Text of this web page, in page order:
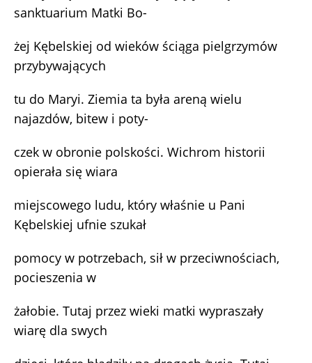
sanktuarium Matki Bo-
żej Kębelskiej od wieków ściąga pielgrzymów
przybywających
tu do Maryi. Ziemia ta była areną wielu
najazdów, bitew i poty-
czek w obronie polskości. Wichrom historii
opierała się wiara
miejscowego ludu, który właśnie u Pani
Kębelskiej ufnie szukał
pomocy w potrzebach, sił w przeciwnościach,
pocieszenia w
żałobie. Tutaj przez wieki matki wypraszały
wiarę dla swych